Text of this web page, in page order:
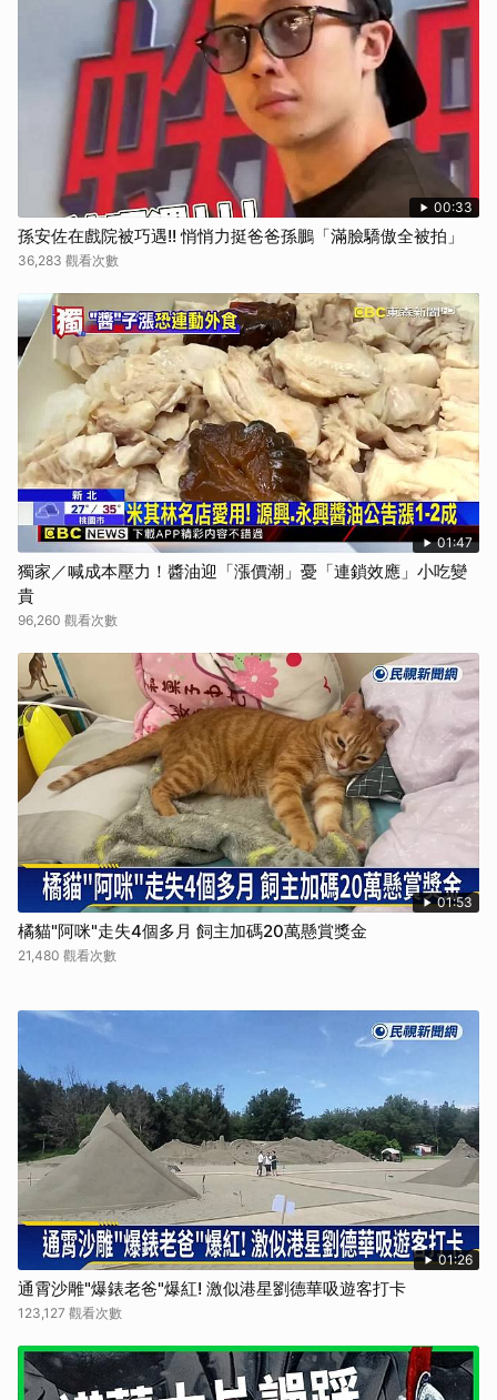
00:33
孫安佐在戲院被巧遇!! 悄悄力挺爸爸孫鵬「滿臉驕傲全被拍」
36,283 觀看次數
01:47
獨家／喊成本壓力！醬油迎「漲價潮」憂「連鎖效應」小吃變
貴
96,260 觀看次數
01:53
橘貓"阿咪"走失4個多月 飼主加碼20萬懸賞獎金
21,480 觀看次數
01:26
通霄沙雕"爆錶老爸"爆紅! 激似港星劉德華吸遊客打卡
123,127 觀看次數